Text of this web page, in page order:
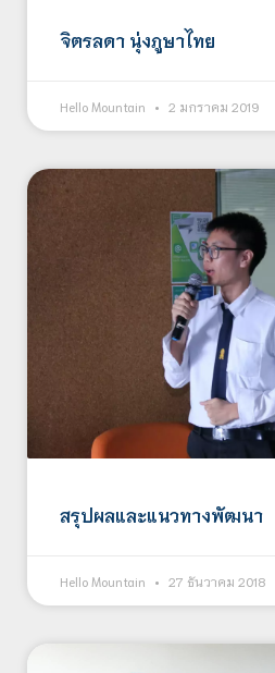
จิตรลดา นุ่งภูษาไทย
Hello Mountain 2 มกราคม 2019
สรุปผลและแนวทางพัฒนา
Hello Mountain 27 ธันวาคม 2018